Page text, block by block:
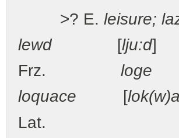
>? E. leisure;
lewd
[lju:d]
Frz. loge
loquace [
Lat.